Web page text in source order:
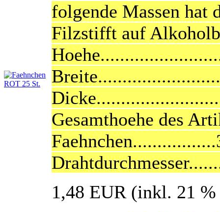
folgende Massen hat
Filzstifft auf
Gesamthoehe des
1,48 EUR (inkl. 21